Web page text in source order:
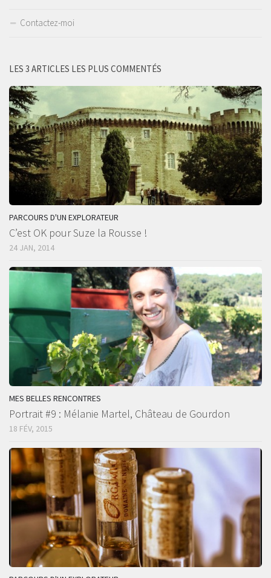
Contactez-moi
LES 3 ARTICLES LES PLUS COMMENTÉS
PARCOURS D'UN EXPLORATEUR
C’est OK pour Suze la Rousse !
24 JAN, 2014
MES BELLES RENCONTRES
Portrait #9 : Mélanie Martel, Château de Gourdon
18 FÉV, 2015